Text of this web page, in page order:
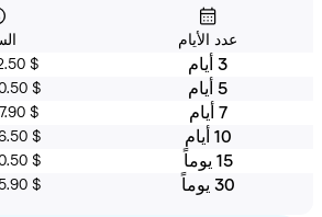
عدد الأيام
USD
USD
USD
USD
USD
USD